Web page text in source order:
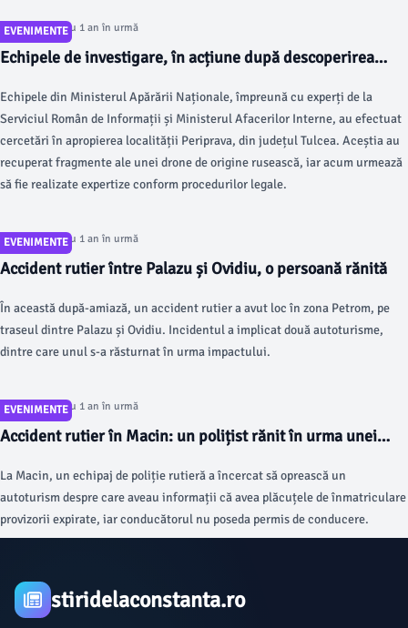
EVENIMENTE
Articol postat cu 1 an în urmă
Echipele de investigare, în acțiune după descoperirea
Echipele din Ministerul Apărării Naționale, împreună cu experți de la
Serviciul Român de Informații și Ministerul Afacerilor Interne, au efectuat
cercetări în apropierea localității Periprava, din județul Tulcea. Aceștia au
recuperat fragmente ale unei drone de origine rusească, iar acum urmează
să fie realizate expertize conform procedurilor legale.
EVENIMENTE
Articol postat cu 1 an în urmă
Accident rutier între Palazu și Ovidiu, o persoană rănită
În această după-amiază, un accident rutier a avut loc în zona Petrom, pe
traseul dintre Palazu și Ovidiu. Incidentul a implicat două autoturisme,
dintre care unul s-a răsturnat în urma impactului.
EVENIMENTE
Articol postat cu 1 an în urmă
Accident rutier în Macin: un polițist rănit în urma unei
La Macin, un echipaj de poliție rutieră a încercat să oprească un
autoturism despre care aveau informații că avea plăcuțele de înmatriculare
provizorii expirate, iar conducătorul nu poseda permis de conducere.
stiridelaconstanta.ro